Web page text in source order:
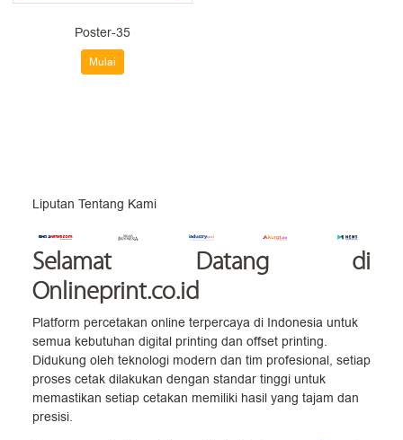
Poster-35
Mulai
Liputan Tentang Kami
Selamat Datang di
Onlineprint.co.id
Platform percetakan online terpercaya di Indonesia untuk
semua kebutuhan digital printing dan offset printing.
Didukung oleh teknologi modern dan tim profesional, setiap
proses cetak dilakukan dengan standar tinggi untuk
memastikan setiap cetakan memiliki hasil yang tajam dan
presisi.